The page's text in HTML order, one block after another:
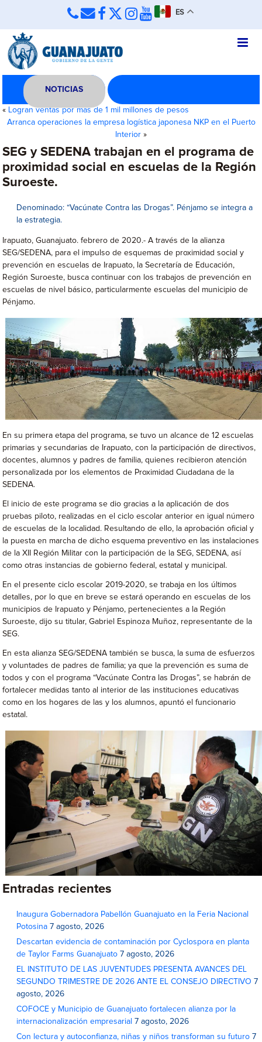
ES
NOTICIAS
« Logran ventas por más de 1 mil millones de pesos
Arranca operaciones la empresa logística japonesa NKP en el Puerto
Interior »
SEG y SEDENA trabajan en el programa de
proximidad social en escuelas de la Región
Suroeste.
Denominado: “Vacúnate Contra las Drogas”. Pénjamo se integra a
la estrategia.
Irapuato, Guanajuato. febrero de 2020.- A través de la alianza
SEG/SEDENA, para el impulso de esquemas de proximidad social y
prevención en escuelas de Irapuato, la Secretaría de Educación,
Región Suroeste, busca continuar con los trabajos de prevención en
escuelas de nivel básico, particularmente escuelas del municipio de
Pénjamo.
En su primera etapa del programa, se tuvo un alcance de 12 escuelas
primarias y secundarias de Irapuato, con la participación de directivos,
docentes, alumnos y padres de familia, quienes recibieron atención
personalizada por los elementos de Proximidad Ciudadana de la
SEDENA.
El inicio de este programa se dio gracias a la aplicación de dos
pruebas piloto, realizadas en el ciclo escolar anterior en igual número
de escuelas de la localidad. Resultando de ello, la aprobación oficial y
la puesta en marcha de dicho esquema preventivo en las instalaciones
de la XII Región Militar con la participación de la SEG, SEDENA, así
como otras instancias de gobierno federal, estatal y municipal.
En el presente ciclo escolar 2019-2020, se trabaja en los últimos
detalles, por lo que en breve se estará operando en escuelas de los
municipios de Irapuato y Pénjamo, pertenecientes a la Región
Suroeste, dijo su titular, Gabriel Espinoza Muñoz, representante de la
SEG.
En esta alianza SEG/SEDENA también se busca, la suma de esfuerzos
y voluntades de padres de familia; ya que la prevención es suma de
todos y con el programa “Vacúnate Contra las Drogas”, se habrán de
fortalecer medidas tanto al interior de las instituciones educativas
como en los hogares de las y los alumnos, apuntó el funcionario
estatal.
Entradas recientes
Inaugura Gobernadora Pabellón Guanajuato en la Feria Nacional
Potosina 7 agosto, 2026
Descartan evidencia de contaminación por Cyclospora en planta
de Taylor Farms Guanajuato 7 agosto, 2026
EL INSTITUTO DE LAS JUVENTUDES PRESENTA AVANCES DEL
SEGUNDO TRIMESTRE DE 2026 ANTE EL CONSEJO DIRECTIVO 7
agosto, 2026
COFOCE y Municipio de Guanajuato fortalecen alianza por la
internacionalización empresarial 7 agosto, 2026
Con lectura y autoconfianza, niñas y niños transforman su futuro 7